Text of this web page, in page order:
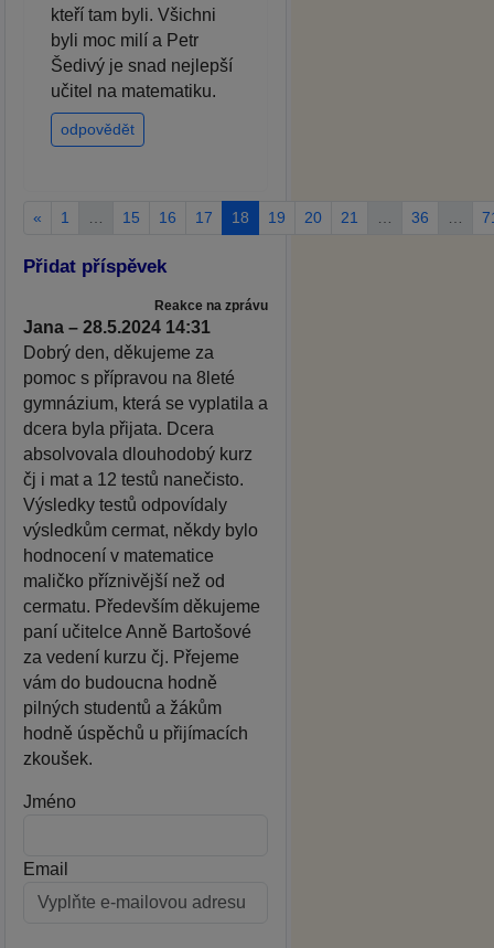
kteří tam byli. Všichni
byli moc milí a Petr
Šedivý je snad nejlepší
učitel na matematiku.
odpovědět
« 1 15 16 17 18 19 20 21 36
Přidat příspěvek
Reakce na zprávu
Jana – 28.5.2024 14:31
Dobrý den, děkujeme za
pomoc s přípravou na 8leté
gymnázium, která se vyplatila a
dcera byla přijata. Dcera
absolvovala dlouhodobý kurz
čj i mat a 12 testů nanečisto.
Výsledky testů odpovídaly
výsledkům cermat, někdy bylo
hodnocení v matematice
maličko příznivější než od
cermatu. Především děkujeme
paní učitelce Anně Bartošové
za vedení kurzu čj. Přejeme
vám do budoucna hodně
pilných studentů a žákům
hodně úspěchů u přijímacích
zkoušek.
Jméno
Email